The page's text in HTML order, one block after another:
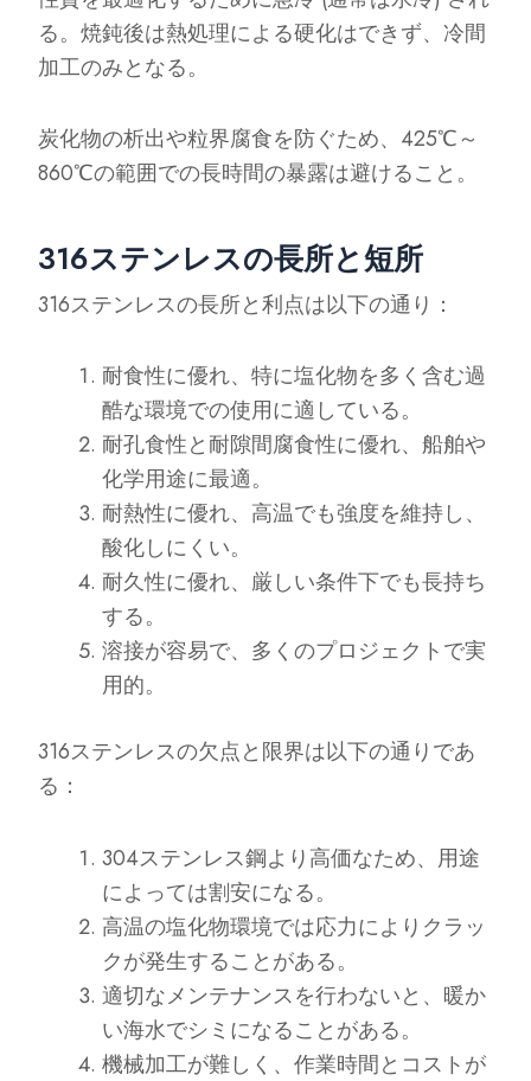
る。焼鈍後は熱処理による硬化はできず、冷間
加工のみとなる。
炭化物の析出や粒界腐食を防ぐため、425℃～
860℃の範囲での長時間の暴露は避けること。
316ステンレスの長所と短所
316ステンレスの長所と利点は以下の通り：
耐食性に優れ、特に塩化物を多く含む過
酷な環境での使用に適している。
耐孔食性と耐隙間腐食性に優れ、船舶や
化学用途に最適。
耐熱性に優れ、高温でも強度を維持し、
酸化しにくい。
耐久性に優れ、厳しい条件下でも長持ち
する。
溶接が容易で、多くのプロジェクトで実
用的。
316ステンレスの欠点と限界は以下の通りであ
る：
304ステンレス鋼より高価なため、用途
によっては割安になる。
高温の塩化物環境では応力によりクラッ
クが発生することがある。
適切なメンテナンスを行わないと、暖か
い海水でシミになることがある。
機械加工が難しく、作業時間とコストが